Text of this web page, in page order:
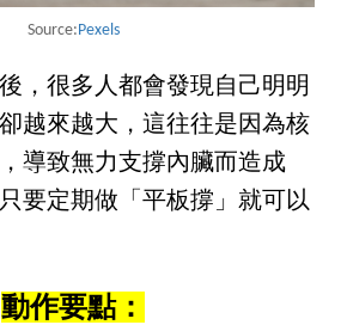
Source:Pexels
，很多人都會發現自己明明
越來越大，這往往是因為核
導致無力支撐內臟而造成
要定期做「平板撐」就可以
動作要點：